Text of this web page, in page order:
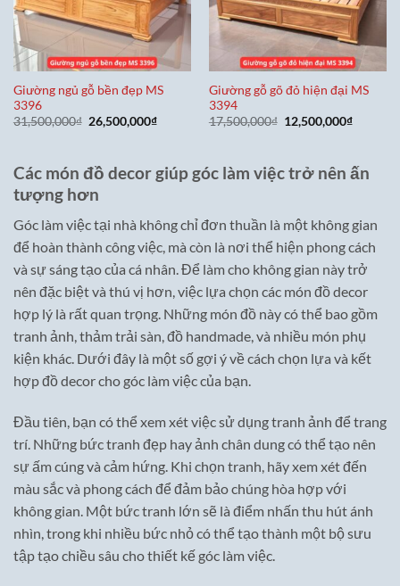
Giường ngủ gỗ bền đẹp MS
3396
31,500,000₫ Giá
gốc
26,500,000₫Giá
26,500,000₫.
Giường gỗ gõ đỏ hiện đại MS
3394
17,500,000₫ Giá
gốc
12,500,000₫Giá
Các món đồ decor giúp góc làm việc trở nên ấn
tượng hơn
Góc làm việc tại nhà không chỉ đơn thuần là một không gian
để hoàn thành công việc, mà còn là nơi thể hiện phong cách
và sự sáng tạo của cá nhân. Để làm cho không gian này trở
nên đặc biệt và thú vị hơn, việc lựa chọn các món đồ decor
hợp lý là rất quan trọng. Những món đồ này có thể bao gồm
tranh ảnh, thảm trải sàn, đồ handmade, và nhiều món phụ
kiện khác. Dưới đây là một số gợi ý về cách chọn lựa và kết
hợp đồ decor cho góc làm việc của bạn.
Đầu tiên, bạn có thể xem xét việc sử dụng tranh ảnh để trang
trí. Những bức tranh đẹp hay ảnh chân dung có thể tạo nên
sự ấm cúng và cảm hứng. Khi chọn tranh, hãy xem xét đến
màu sắc và phong cách để đảm bảo chúng hòa hợp với
không gian. Một bức tranh lớn sẽ là điểm nhấn thu hút ánh
nhìn, trong khi nhiều bức nhỏ có thể tạo thành một bộ sưu
tập tạo chiều sâu cho thiết kế góc làm việc.